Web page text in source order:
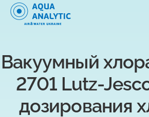
Вакуумный
2701 Lutz-
дозирования